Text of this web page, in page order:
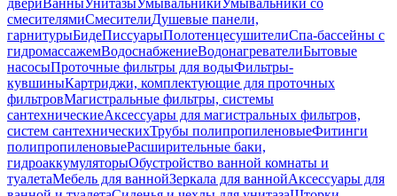
двериВанныУнитазыУмывальникиУмывальники со
смесителямиСмесителиДушевые панели,
гарнитурыБидеПиссуарыПолотенцесушителиСпа-бассейны с
гидромассажемВодоснабжениеВодонагревателиБытовые
насосыПроточные фильтры для водыФильтры-
кувшиныКартриджи, комплектующие для проточных
фильтровМагистральные фильтры, системы
сантехническиеАксессуары для магистральных фильтров,
систем сантехническихТрубы полипропиленовыеФитинги
полипропиленовыеРасширительные баки,
гидроаккумуляторыОбустройство ванной комнаты и
туалетаМебель для ваннойЗеркала для ваннойАксессуары для